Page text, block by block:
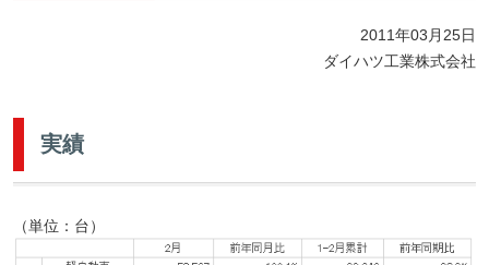
2011年03月25日
ダイハツ工業株式会社
実績
（単位：台）